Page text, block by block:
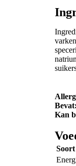
Bevat:
Kan
Soort